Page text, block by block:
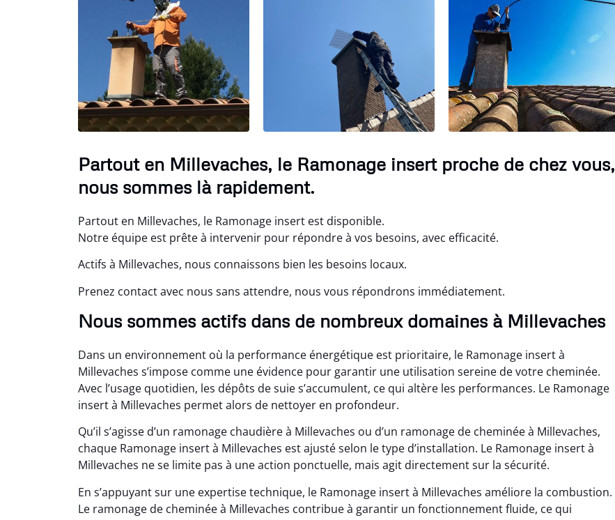
Partout en Millevaches, le Ramonage insert proche de chez vous,
nous sommes là rapidement.
Partout en Millevaches, le Ramonage insert est disponible.
Notre équipe est prête à intervenir pour répondre à vos besoins, avec efficacité.
Actifs à Millevaches, nous connaissons bien les besoins locaux.
Prenez contact avec nous sans attendre, nous vous répondrons immédiatement.
Nous sommes actifs dans de nombreux domaines à Millevaches
Dans un environnement où la performance énergétique est prioritaire, le Ramonage insert à
Millevaches s’impose comme une évidence pour garantir une utilisation sereine de votre cheminée.
Avec l’usage quotidien, les dépôts de suie s’accumulent, ce qui altère les performances. Le Ramonage
insert à Millevaches permet alors de nettoyer en profondeur.
Qu’il s’agisse d’un ramonage chaudière à Millevaches ou d’un ramonage de cheminée à Millevaches,
chaque Ramonage insert à Millevaches est ajusté selon le type d’installation. Le Ramonage insert à
Millevaches ne se limite pas à une action ponctuelle, mais agit directement sur la sécurité.
En s’appuyant sur une expertise technique, le Ramonage insert à Millevaches améliore la combustion.
Le ramonage de cheminée à Millevaches contribue à garantir un fonctionnement fluide, ce qui